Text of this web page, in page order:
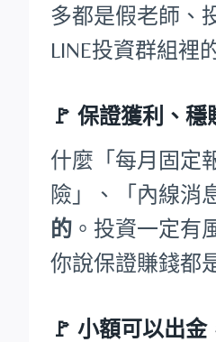
多都是假老師、
LINE投資群組裡
🚩 保證獲利、穩
什麼「每月固定
險」、「內線消
的 。投資一定有
你說保證賺錢都
🚩 小額可以出金